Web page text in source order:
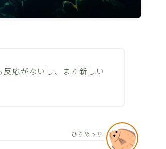
応がないし、また新しい
ひらめっち